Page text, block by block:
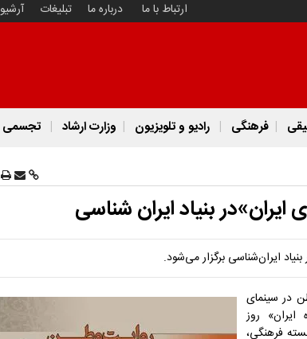
ارتباط با ما درباره ما تبلیغات آرشیو
فرهنگی رادیو و تلویزیون وزارت ارشاد تجسمی
بنیاد ایران شناسی
ایران‌شناسی برگزار می‌شود.
سینمای
ایران» روز
برجسته فرهنگی،